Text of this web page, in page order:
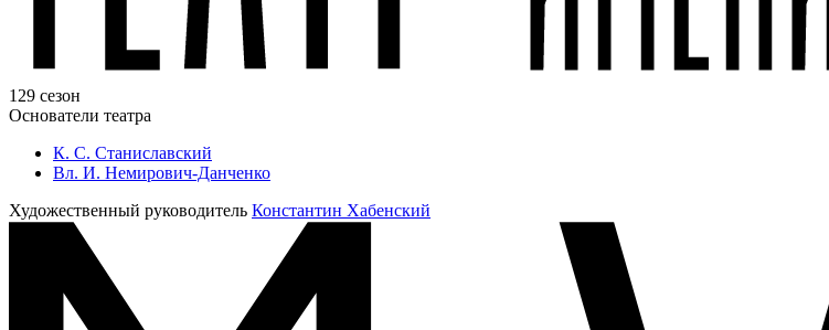
129 сезон
Основатели театра
К. С. Станиславский
Вл. И. Немирович-Данченко
Художественный руководитель Константин Хабенский